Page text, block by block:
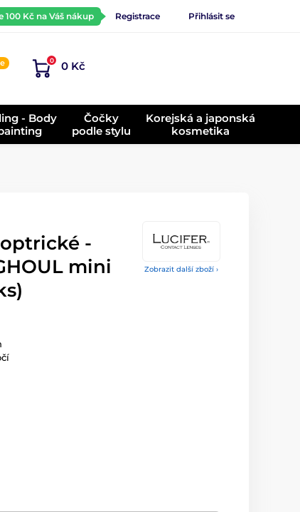
100 Kč na Váš nákup Registrace Přihlásit se
0 0 Kč
- Body
Čočky
podle stylu
Korejská a japonská
kosmetika
Zobrazit další zboží ›
-
mini